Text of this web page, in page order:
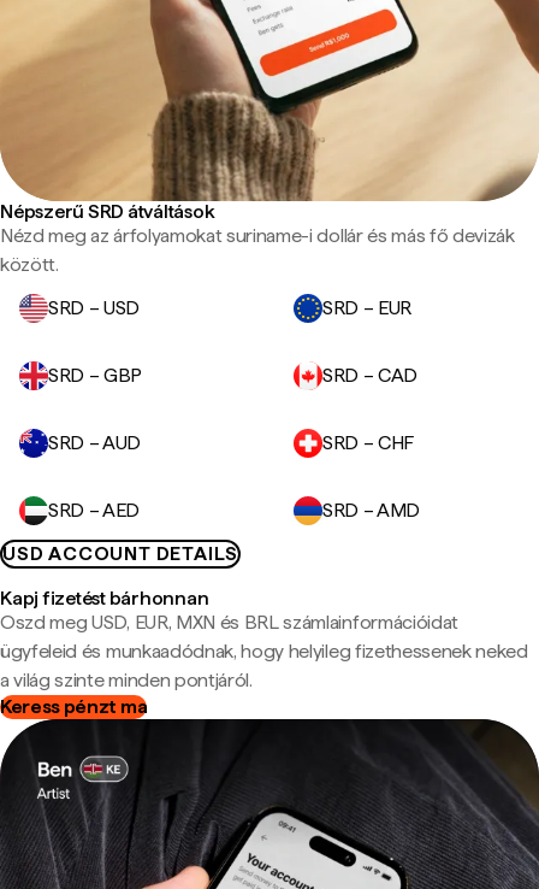
Népszerű SRD átváltások
Nézd meg az árfolyamokat suriname-i dollár és más fő devizák
között.
SRD – USD
SRD – EUR
SRD – GBP SRD – CAD
SRD – AUD SRD – CHF
SRD – AED
SRD – AMD
USD ACCOUNT DETAILS
Kapj fizetést bárhonnan
Oszd meg USD, EUR, MXN és BRL számlainformációidat
ügyfeleid és munkaadódnak, hogy helyileg fizethessenek neked
a világ szinte minden pontjáról.
Keress pénzt ma